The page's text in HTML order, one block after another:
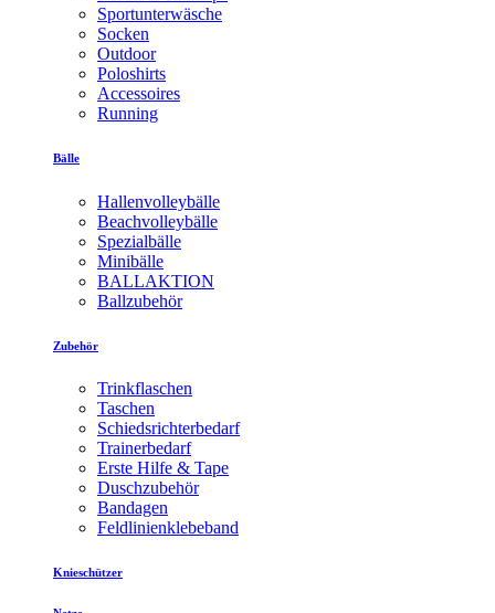
Sportunterwäsche
Socken
Outdoor
Poloshirts
Accessoires
Running
Bälle
Hallenvolleybälle
Beachvolleybälle
Spezialbälle
Minibälle
BALLAKTION
Ballzubehör
Zubehör
Trinkflaschen
Taschen
Schiedsrichterbedarf
Trainerbedarf
Erste Hilfe & Tape
Duschzubehör
Bandagen
Feldlinienklebeband
Knieschützer